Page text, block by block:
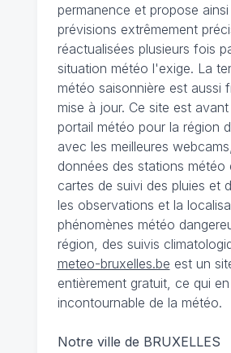
permanence et propose ainsi
prévisions extrêmement
réactualisées plusieurs fois
situation météo l'exige. La
météo saisonnière est aussi
mise à jour. Ce site est
portail météo pour la région
avec les meilleures
données des stations météo
cartes de suivi des pluies et
les observations et la
phénomènes météo
région, des suivis
meteo-bruxelles.be est un
entièrement gratuit, ce qui
incontournable de la météo.
Notre ville de BRUXELLES